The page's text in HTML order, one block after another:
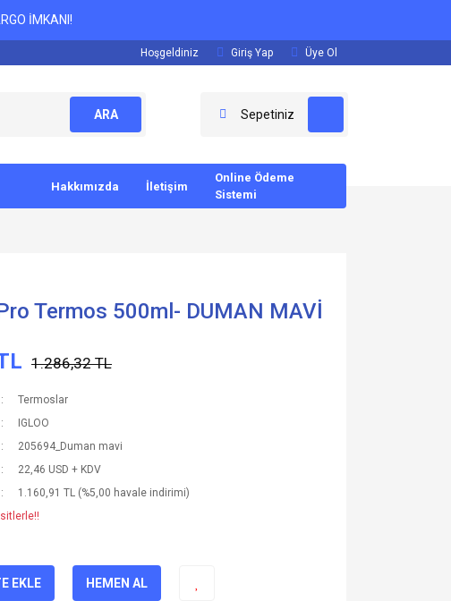
İMKANI!
Hoşgeldiniz Giriş Yap Üye Ol
ARA Sepetiniz
Hakkımızda İletişim
Online Ödeme
Sistemi
Termos 500ml- DUMAN MAVİ
1.286,32 TL
Termoslar
IGLOO
205694_Duman mavi
22,46 USD + KDV
1.160,91 TL (%5,00 havale indirimi)
EKLE HEMEN AL